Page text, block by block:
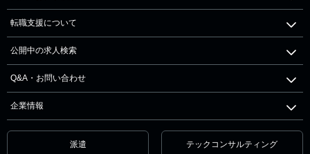
転職支援について
公開中の求人検索
Q&A・お問い合わせ
企業情報
派遣 テックコンサルティング